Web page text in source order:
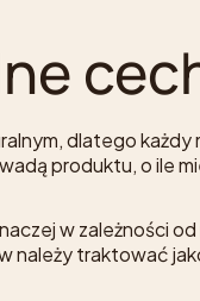
dlatego każdy
produktu, o ile
w zależności
należy traktować